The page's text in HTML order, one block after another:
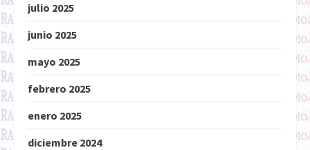
julio 2025
junio 2025
mayo 2025
febrero 2025
enero 2025
diciembre 2024